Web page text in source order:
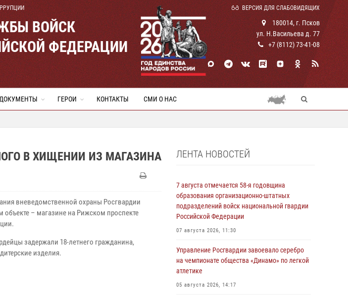
ВЕРСИЯ ДЛЯ СЛАБОВИДЯЩИХ
ВОЙСК
ФЕДЕРАЦИИ
180014, г. Псков
ул. Н.Васильева д. 77
+7 (8112) 73-41-08
ДОКУМЕНТЫ ГЕРОИ КОНТАКТЫ СМИ О НАС
В ХИЩЕНИИ ИЗ МАГАЗИНА
вневедомственной охраны Росгвардии
– магазине на Рижском проспекте
задержали 18-летнего гражданина,
изделия.
ЛЕНТА НОВОСТЕЙ
7 августа отмечается 58-я годовщина
образования организационно-штатных
подразделений войск национальной гвардии
Российской Федерации
07 августа 2026, 11:30
Управление Росгвардии завоевало серебро
на чемпионате общества «Динамо» по легкой
атлетике
05 августа 2026, 14:17